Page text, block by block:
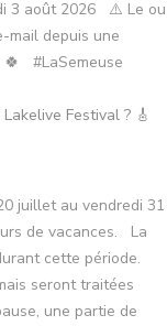
Festival ? 🎸